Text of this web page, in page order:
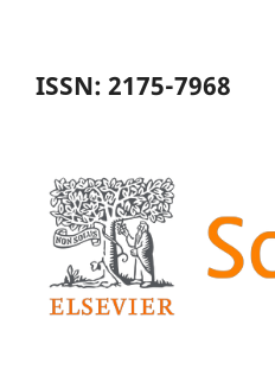
ISSN: 2175-7968